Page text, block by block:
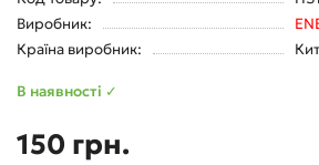
Виробник:
Країна виробник:
В наявності ✓
150 грн.